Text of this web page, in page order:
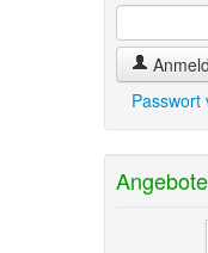
Passwort
Angebote